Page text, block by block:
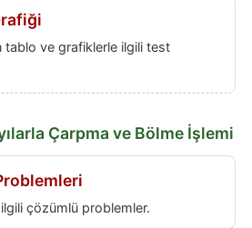
tablo ve grafiklerle ilgili test
Çarpma ve Bölme İşlemi
çözümlü problemler.